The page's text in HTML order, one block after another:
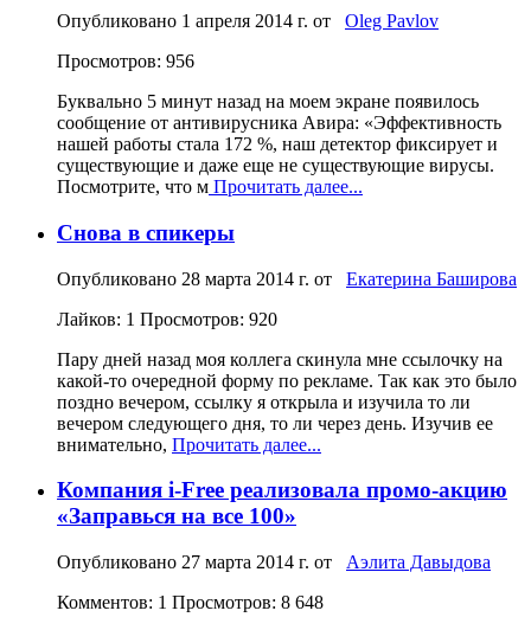
Опубликовано 1 апреля 2014 г. от Oleg Pavlov
Просмотров: 956
Буквально 5 минут назад на моем экране появилось
сообщение от антивирусника Авира: «Эффективность
нашей работы стала 172 %, наш детектор фиксирует и
существующие и даже еще не существующие вирусы.
Посмотрите, что м Прочитать далее...
Снова в спикеры
Опубликовано 28 марта 2014 г. от Екатерина Баширова
Лайков: 1 Просмотров: 920
Пару дней назад моя коллега скинула мне ссылочку на
какой-то очередной форму по рекламе. Так как это было
поздно вечером, ссылку я открыла и изучила то ли
вечером следующего дня, то ли через день. Изучив ее
внимательно, Прочитать далее...
Компания i-Free реализовала промо-акцию
«Заправься на все 100»
Опубликовано 27 марта 2014 г. от Аэлита Давыдова
Комментов: 1 Просмотров: 8 648